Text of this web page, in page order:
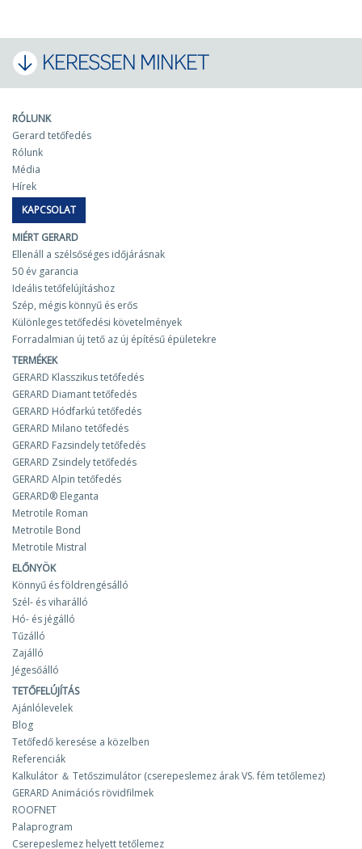
KERESSEN MINKET
RÓLUNK
Gerard tetőfedés
Rólunk
Média
Hírek
KAPCSOLAT
MIÉRT GERARD
Ellenáll a szélsőséges időjárásnak
50 év garancia
Ideális tetőfelújításhoz
Szép, mégis könnyű és erős
Különleges tetőfedési követelmények
Forradalmian új tető az új építésű épületekre
TERMÉKEK
GERARD Klasszikus tetőfedés
GERARD Diamant tetőfedés
GERARD Hódfarkú tetőfedés
GERARD Milano tetőfedés
GERARD Fazsindely tetőfedés
GERARD Zsindely tetőfedés
GERARD Alpin tetőfedés
GERARD® Eleganta
Metrotile Roman
Metrotile Bond
Metrotile Mistral
ELŐNYÖK
Könnyű és földrengésálló
Szél- és viharálló
Hó- és jégálló
Tűzálló
Zajálló
Jégesőálló
TETŐFELÚJÍTÁS
Ajánlólevelek
Blog
Tetőfedő keresése a közelben
Referenciák
Kalkulátor ＆ Tetőszimulátor (cserepeslemez árak VS. fém tetőlemez)
GERARD Animációs rövidfilmek
ROOFNET
Palaprogram
Cserepeslemez helyett tetőlemez